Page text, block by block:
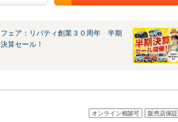
フェア：リバティ創業３０周年 半期
決算セール！
オンライン相談可 販売店保証